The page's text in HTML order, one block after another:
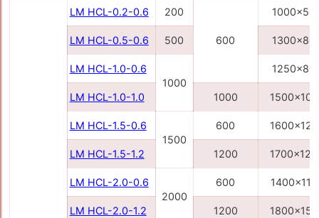
LM HCL-0.2-0.6 200
600
LM HCL-0.5-0.6 500
LM HCL-1.0-0.6
1000
LM HCL-1.0-1.0 1000
LM HCL-1.5-0.6
1500
600
LM HCL-1.5-1.2 1200
LM HCL-2.0-0.6
2000
600
LM HCL-2.0-1.2 1200